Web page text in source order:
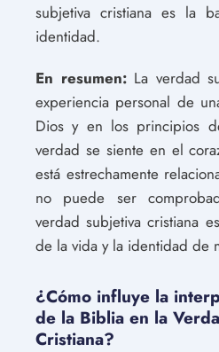
subjetiva cristiana es la
identidad.
En resumen:La verdad
experiencia personal de
Dios y en los principios
verdad se siente en el
está estrechamente
no puede ser
verdad subjetiva cristiana
de la vida y la identidad de
¿Cómo influye la
de la Biblia en la
Cristiana?